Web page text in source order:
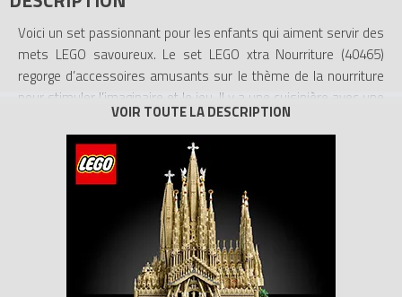
Voici un set passionnant pour les enfants qui aiment servir des
mets LEGO savoureux. Le set LEGO xtra Nourriture (40465)
regorge d’accessoires amusants sur le thème de la nourriture
pour stimuler l’imaginaire et le jeu. Il y a une cuisinière avec une
casserole et une poêle, 2 œufs au plat, des baguettes, des hot-
dogs, des bretzels, des tranches de melon et des bananes. En
plus, grâce au ketchup et à la moutarde, aux 2 assiettes et aux 2
verres pour servir les clients affamés, les enfants créatifs vont
s’amuser sans fin avec la nourriture !
- Ce set LEGO xtra Nourriture (40465) comprend une cuisinière,
une casserole, une poêle, 2 verres, des assiettes, des œufs au
plat, des baguettes, des hot-dogs, des bretzels, des bananes et